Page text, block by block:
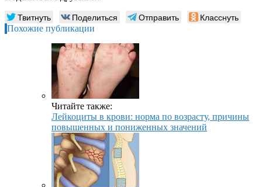
Твитнуть Поделиться Отправить Класснуть
Похожие публикации
Читайте также:
Лейкоциты в крови: норма по возрасту, причины
повышенных и пониженных значений